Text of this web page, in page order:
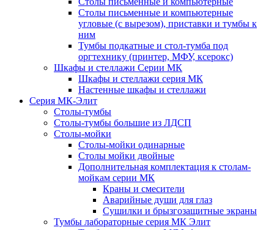
Столы письменные и компьютерные
угловые (с вырезом), приставки и тумбы к
ним
Тумбы подкатные и стол-тумба под
оргтехнику (принтер, МФУ, ксерокс)
Шкафы и стеллажи Серии МК
Шкафы и стеллажи серия МК
Настенные шкафы и стеллажи
Серия МК-Элит
Столы-тумбы
Столы-тумбы большие из ЛДСП
Столы-мойки
Столы-мойки одинарные
Столы мойки двойные
Дополнительная комплектация к столам-
мойкам серии МК
Краны и смесители
Аварийные души для глаз
Сушилки и брызгозащитные экраны
Тумбы лабораторные серия МК Элит